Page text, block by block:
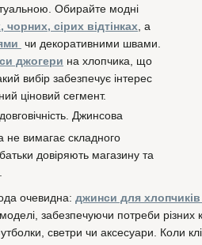
Обирайте модні
чорних, сірих відтінках, а
чи декоративними швами.
джогери на хлопчика, що
вибір забезпечує інтерес
ціновий сегмент.
Джинсова
не вимагає складного
довіряють магазину та
очевидна: джинси для
забезпечуючи потреби
светри чи аксесуари. Коли